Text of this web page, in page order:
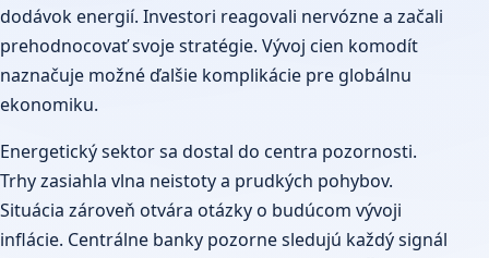
dodávok energií. Investori reagovali nervózne a začali
prehodnocovať svoje stratégie. Vývoj cien komodít
naznačuje možné ďalšie komplikácie pre globálnu
ekonomiku.
Energetický sektor sa dostal do centra pozornosti.
Trhy zasiahla vlna neistoty a prudkých pohybov.
Situácia zároveň otvára otázky o budúcom vývoji
inflácie. Centrálne banky pozorne sledujú každý signál